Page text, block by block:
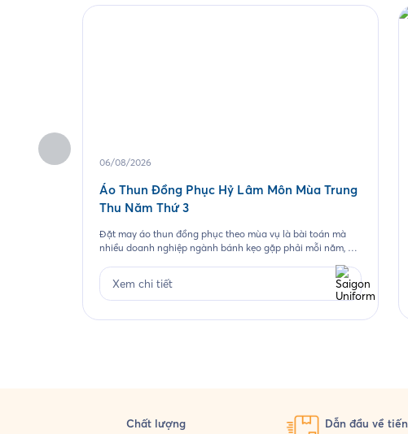
06/08/2026
Áo Thun Đồng Phục Hỷ Lâm Môn Mùa Trung
Thu Năm Thứ 3
Đặt may áo thun đồng phục theo mùa vụ là bài toán mà
nhiều doanh nghiệp ngành bánh kẹo gặp phải mỗi năm, và
bánh Trung Thu về, Hỷ Lâm Môn lại cùng Saigon Uniform
chuẩn bị một bộ đồng phục […]
Xem chi tiết
Chất lượng
Dẫn đầu về tiến